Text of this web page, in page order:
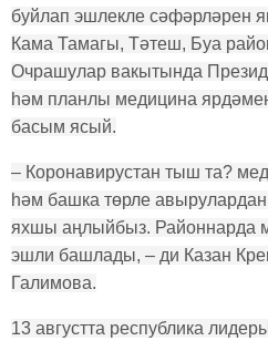
буйлап эшлекле сәфәрләрен
Кама Тамагы, Тәтеш, Буа
Очрашулар вакытында
һәм планлы медицина
басым ясый.
– Коронавирустан тыш та?
һәм башка төрле авырулардан
яхшы аңлыйбыз. Районнарда
эшли башлады, – ди Казан
Галимова.
13 августта республика